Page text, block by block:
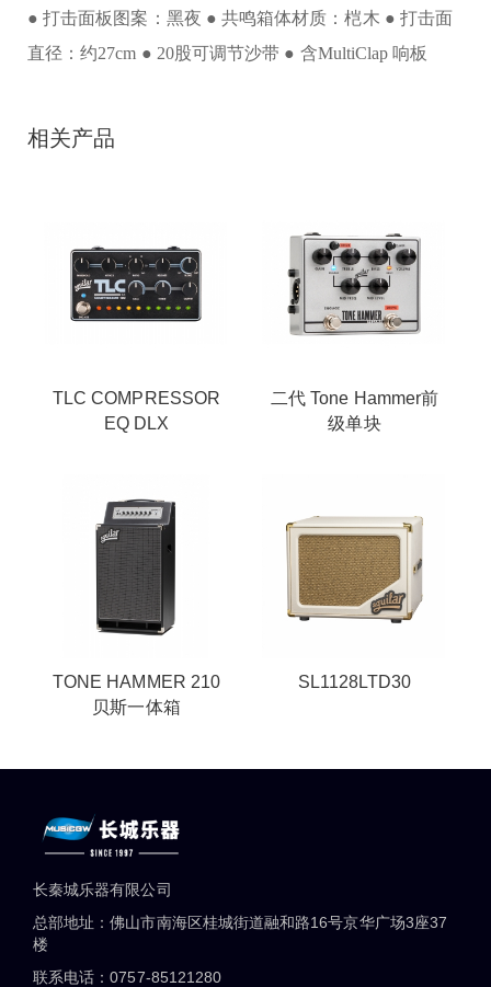
● 打击面板图案：黑夜 ● 共鸣箱体材质：桤木 ● 打击面
直径：约27cm ● 20股可调节沙带 ● 含MultiClap 响板
相关产品
TLC COMPRESSOR
EQ DLX
二代 Tone Hammer前
级单块
TONE HAMMER 210
贝斯一体箱
SL1128LTD30
长秦城乐器有限公司
总部地址：佛山市南海区桂城街道融和路16号京华广场3座37
楼
联系电话：0757-85121280